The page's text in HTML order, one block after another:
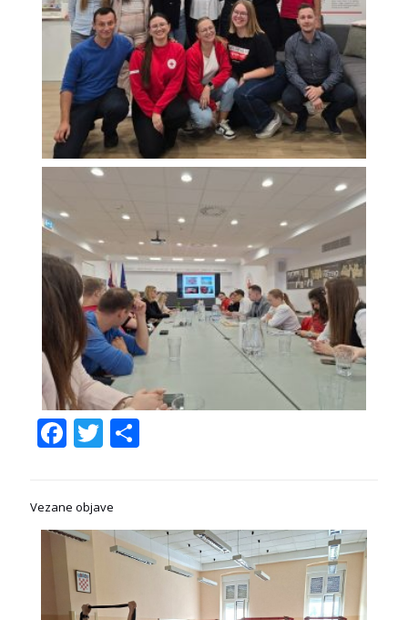
Facebook
Twitter
Share
Vezane objave